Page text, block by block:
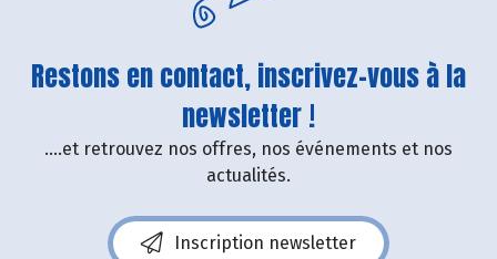
Restons en contact, inscrivez-vous à la
newsletter !
....et retrouvez nos offres, nos événements et nos
actualités.
Inscription newsletter